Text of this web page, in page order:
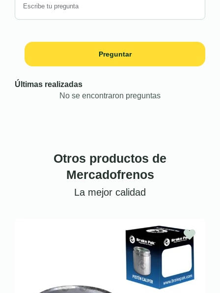
Preguntar
Últimas realizadas
No se encontraron preguntas
Otros productos de
Mercadofrenos
La mejor calidad